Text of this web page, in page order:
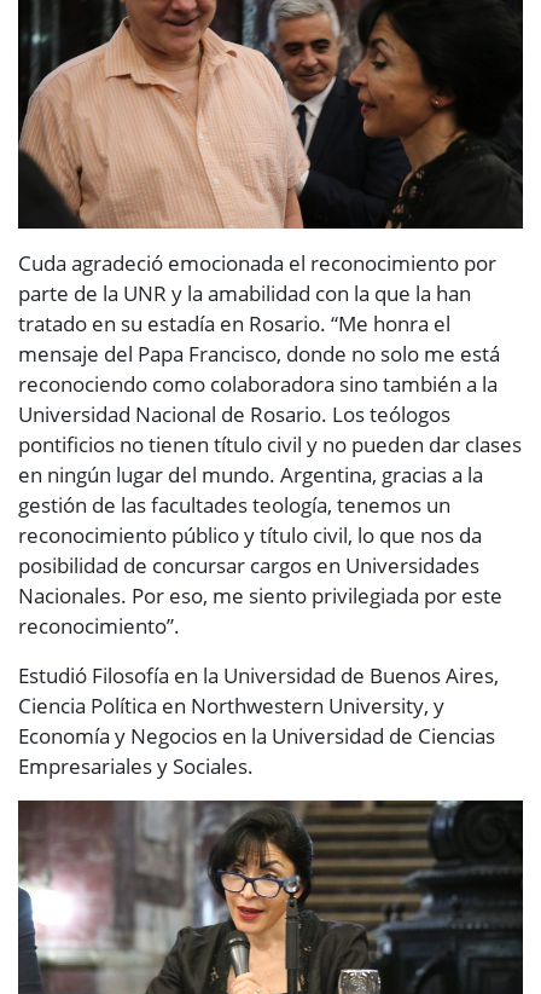
Cuda agradeció emocionada el reconocimiento por
parte de la UNR y la amabilidad con la que la han
tratado en su estadía en Rosario. “Me honra el
mensaje del Papa Francisco, donde no solo me está
reconociendo como colaboradora sino también a la
Universidad Nacional de Rosario. Los teólogos
pontificios no tienen título civil y no pueden dar clases
en ningún lugar del mundo. Argentina, gracias a la
gestión de las facultades teología, tenemos un
reconocimiento público y título civil, lo que nos da
posibilidad de concursar cargos en Universidades
Nacionales. Por eso, me siento privilegiada por este
reconocimiento”.
Estudió Filosofía en la Universidad de Buenos Aires,
Ciencia Política en Northwestern University, y
Economía y Negocios en la Universidad de Ciencias
Empresariales y Sociales.